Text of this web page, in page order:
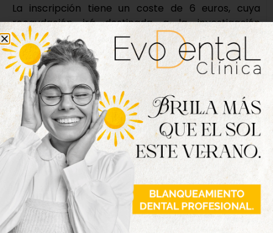
La inscripción tiene un coste de 6 euros, cuya
recaudación irá destinada a la investigación
oncológica del cáncer de pulmón de la Ayuda LAB
AECC, a cargo del Dr. José Manuel Muñoz Félix, y se
podrá formalizar por cualquiera de los siguientes
modos: Del 14 al 26 de octubre en la planta de
deportes de El Corte Inglés ( de lunes a viernes, y
sábado 18 y 25: de 10:30 a 14:00 y de 17:00 a 20:30
horas); en Hipercor de Arroyo de la Encomienda (
de lunes a viernes, y sábado 18 de 9:30 a 14:00 y de
17:00 a 20:30 horas); y en el local de la calle
Menéndez Pelayo, 6 (de lunes a viernes de 9:00 a 14
y de 17:00 a 20:30 horas, y el sábado 18 de 10:00 a
14:00).
Dorsal 0